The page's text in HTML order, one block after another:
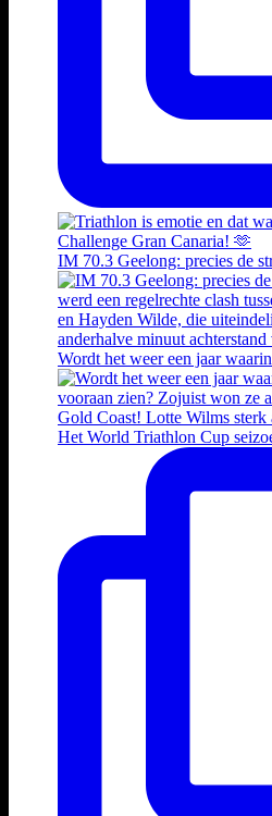
IM 70.3 Geelong: precies de
Wordt het weer een jaar
Het World Triathlon Cup